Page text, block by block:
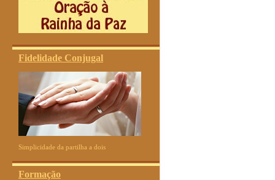
Fidelidade Conjugal
Simplicidade da partilha a dois
Formação